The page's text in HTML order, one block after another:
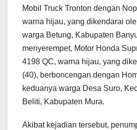
Mobil Truck Tronton dengan
warna hijau, yang dikendarai
warga Betung, Kabupaten
menyerempet, Motor Honda
4198 QC, warna hijau, yang
(40), berboncengan dengan
keduanya warga Desa Suro,
Beliti, Kabupaten Mura.
Akibat kejadian tersebut,